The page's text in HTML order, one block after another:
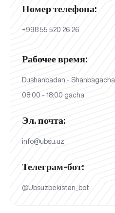
Номер телефона:
+998 55 520 26 26
Рабочее время:
Dushanbadan - Shanbagacha
08:00 - 18:00 gacha
Эл. почта:
info@ubsu.uz
Телеграм-бот:
@Ubsuzbekistan_bot